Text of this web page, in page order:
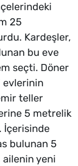
25
Kardeşler,
bu eve
seçti. Döner
evlerinin
teller
5 metrelik
İçerisinde
bulunan 5
yeni